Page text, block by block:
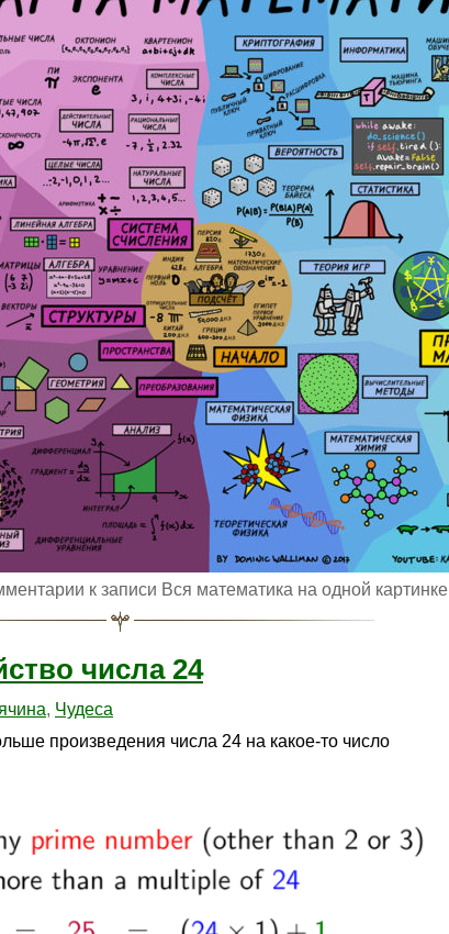
к записи Вся математика на одной картинке
числа 24
, Чудеса
произведения числа 24 на какое-то число